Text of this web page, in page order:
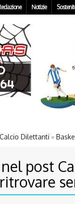
Notizie
Calcio Dilettanti
post